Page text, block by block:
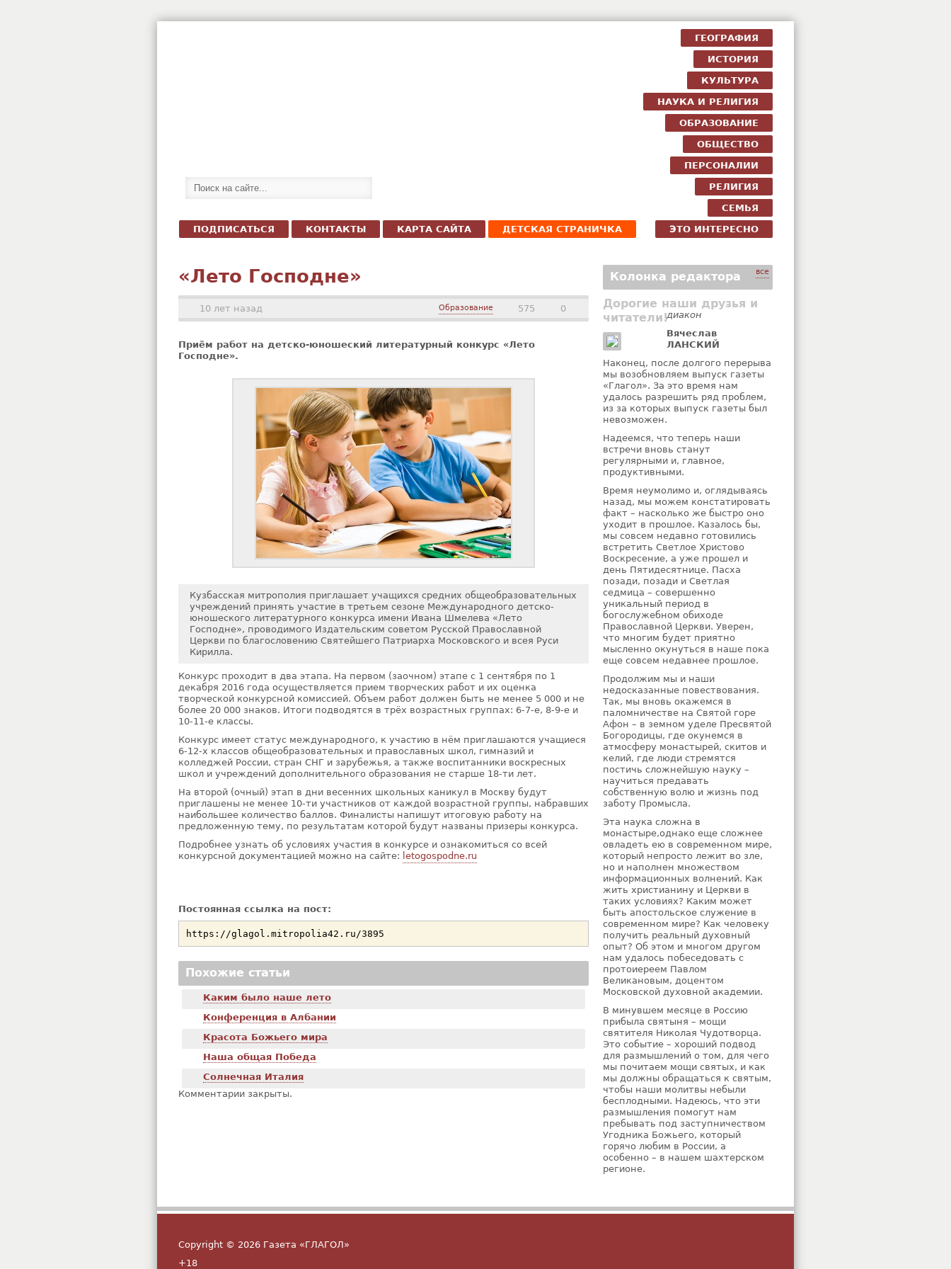
ГЕОГРАФИЯ
ИСТОРИЯ
КУЛЬТУРА
НАУКА И РЕЛИГИЯ
ОБРАЗОВАНИЕ
ОБЩЕСТВО
ПЕРСОНАЛИИ
РЕЛИГИЯ
СЕМЬЯ
ЭТО ИНТЕРЕСНО
ПОДПИСАТЬСЯ КОНТАКТЫ КАРТА САЙТА ДЕТСКАЯ СТРАНИЧКА
«Лето Господне»
10 лет назад 0
575
Образование
Приём работ на детско-юношеский литературный конкурс «Лето
Господне».
Кузбасская митрополия приглашает учащихся средних общеобразовательных
учреждений принять участие в третьем сезоне Международного детско-
юношеского литературного конкурса имени Ивана Шмелева «Лето
Господне», проводимого Издательским советом Русской Православной
Церкви по благословению Святейшего Патриарха Московского и всея Руси
Кирилла.
Конкурс проходит в два этапа. На первом (заочном) этапе с 1 сентября по 1
декабря 2016 года осуществляется прием творческих работ и их оценка
творческой конкурсной комиссией. Объем работ должен быть не менее 5 000 и не
более 20 000 знаков. Итоги подводятся в трёх возрастных группах: 6-7-е, 8-9-е и
10-11-е классы.
Конкурс имеет статус международного, к участию в нём приглашаются учащиеся
6-12-х классов общеобразовательных и православных школ, гимназий и
колледжей России, стран СНГ и зарубежья, а также воспитанники воскресных
школ и учреждений дополнительного образования не старше 18-ти лет.
На второй (очный) этап в дни весенних школьных каникул в Москву будут
приглашены не менее 10-ти участников от каждой возрастной группы, набравших
наибольшее количество баллов. Финалисты напишут итоговую работу на
предложенную тему, по результатам которой будут названы призеры конкурса.
Подробнее узнать об условиях участия в конкурсе и ознакомиться со всей
конкурсной документацией можно на сайте: letogospodne.ru
Постоянная ссылка на пост:
Похожие статьи
Каким было наше лето
Конференция в Албании
Красота Божьего мира
Наша общая Победа
Солнечная Италия
Комментарии закрыты.
Колонка редактора все
Дорогие наши друзья и
читатели!диакон
Вячеслав
ЛАНСКИЙ
Наконец, после долгого перерыва
мы возобновляем выпуск газеты
«Глагол». За это время нам
удалось разрешить ряд проблем,
из за которых выпуск газеты был
невозможен.
Надеемся, что теперь наши
встречи вновь станут
регулярными и, главное,
продуктивными.
Время неумолимо и, оглядываясь
назад, мы можем констатировать
факт – насколько же быстро оно
уходит в прошлое. Казалось бы,
мы совсем недавно готовились
встретить Светлое Христово
Воскресение, а уже прошел и
день Пятидесятнице. Пасха
позади, позади и Светлая
седмица – совершенно
уникальный период в
богослужебном обиходе
Православной Церкви. Уверен,
что многим будет приятно
мысленно окунуться в наше пока
еще совсем недавнее прошлое.
Продолжим мы и наши
недосказанные повествования.
Так, мы вновь окажемся в
паломничестве на Святой горе
Афон – в земном уделе Пресвятой
Богородицы, где окунемся в
атмосферу монастырей, скитов и
келий, где люди стремятся
постичь сложнейшую науку –
научиться предавать
собственную волю и жизнь под
заботу Промысла.
Эта наука сложна в
монастыре,однако еще сложнее
овладеть ею в современном мире,
который непросто лежит во зле,
но и наполнен множеством
информационных волнений. Как
жить христианину и Церкви в
таких условиях? Каким может
быть апостольское служение в
современном мире? Как человеку
получить реальный духовный
опыт? Об этом и многом другом
нам удалось побеседовать с
протоиереем Павлом
Великановым, доцентом
Московской духовной академии.
В минувшем месяце в Россию
прибыла святыня – мощи
святителя Николая Чудотворца.
Это событие – хороший подвод
для размышлений о том, для чего
мы почитаем мощи святых, и как
мы должны обращаться к святым,
чтобы наши молитвы небыли
бесплодными. Надеюсь, что эти
размышления помогут нам
пребывать под заступничеством
Угодника Божьего, который
горячо любим в России, а
особенно – в нашем шахтерском
регионе.
Copyright © 2026 Газета «ГЛАГОЛ»
+18